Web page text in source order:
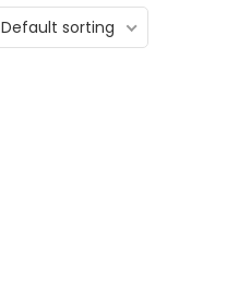
Default sorting